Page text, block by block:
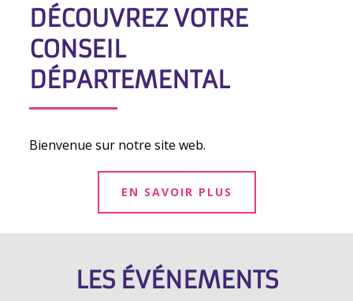
DÉCOUVREZ VOTRE
CONSEIL
DÉPARTEMENTAL
Bienvenue sur notre site web.
EN SAVOIR PLUS
LES ÉVÉNEMENTS